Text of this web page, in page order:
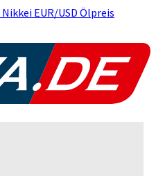
Nikkei EUR/USD Ölpreis